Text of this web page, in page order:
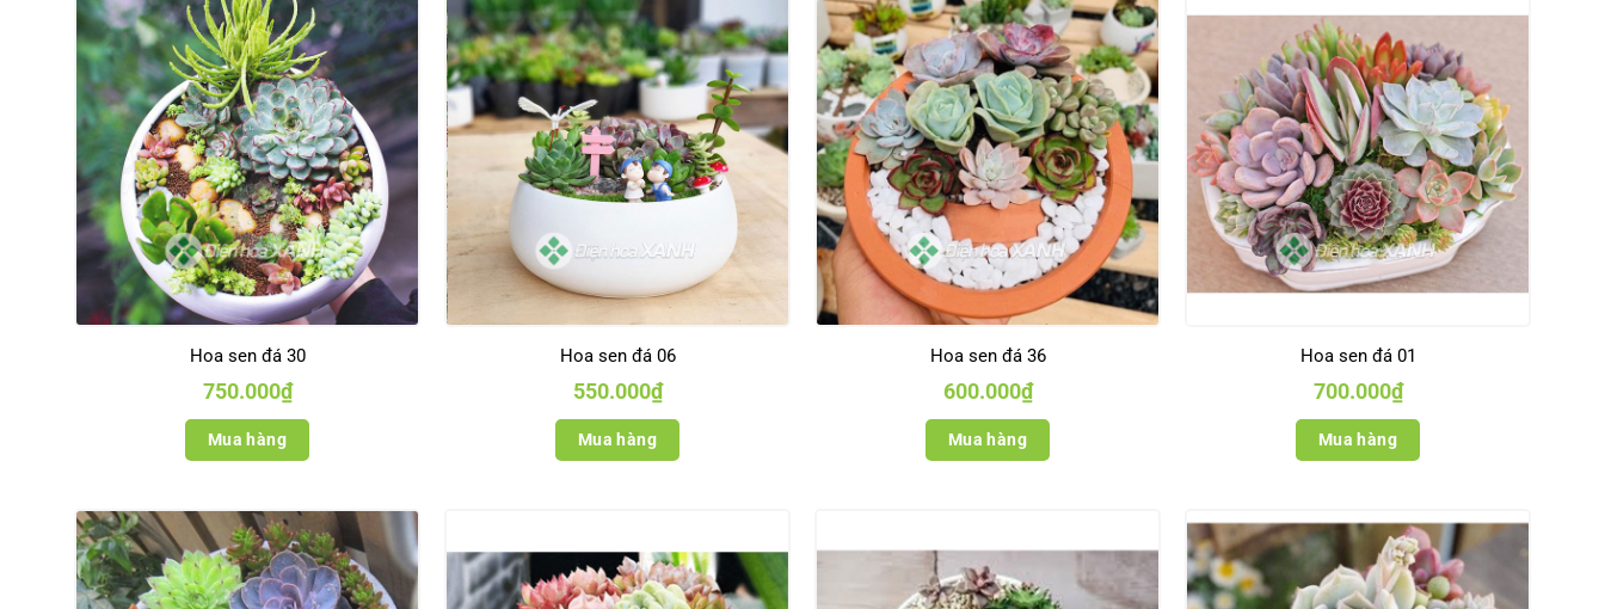
Hoa sen đá 30
750.000₫
Mua hàng
Hoa sen đá 06
550.000₫
Mua hàng
Hoa sen đá 36
600.000₫
Mua hàng
Hoa sen đá 01
700.000₫
Mua hàng